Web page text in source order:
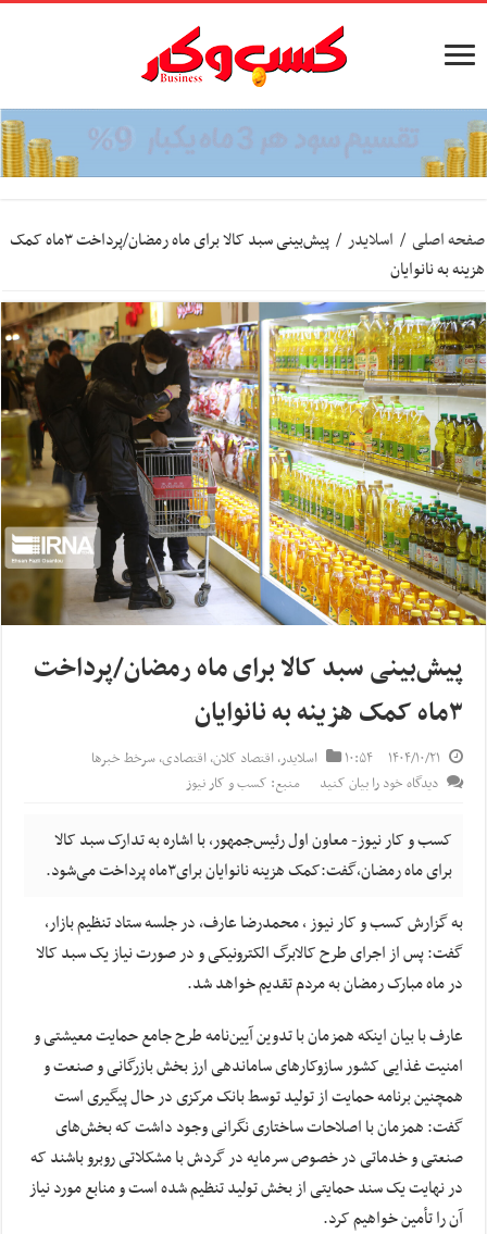
صفحه اصلی / اسلایدر /
پیش‌بینی سبد کالا برای ماه رمضان/پرداخت ۳ماه کمک
هزینه به نانوایان
پیش‌بینی سبد کالا برای ماه رمضان/پرداخت
۳ماه کمک هزینه به نانوایان
۱۴۰۴/۱۰/۲۱ ۱۰:۵۴ اسلایدر,اقتصاد کلان,اقتصادی,سرخط خبرها
دیدگاه خود را بیان کنید
منبع: کسب و کار نیوز
کسب و کار نیوز- معاون اول رئیس‌جمهور، با اشاره به تدارک سبد کالا
برای ماه رمضان،گفت:کمک هزینه نانوایان برای۳ماه پرداخت می‌شود.
به گزارش کسب و کار نیوز ، محمدرضا عارف، در جلسه ستاد تنظیم بازار،
گفت: پس از اجرای طرح کالابرگ الکترونیکی و در صورت نیاز یک سبد کالا
در ماه مبارک رمضان به مردم تقدیم خواهد شد.
عارف با بیان اینکه همزمان با تدوین آیین‌نامه طرح جامع حمایت معیشتی و
امنیت غذایی کشور سازوکارهای ساماندهی ارز بخش بازرگانی و صنعت و
همچنین برنامه حمایت از تولید توسط بانک مرکزی در حال پیگیری است
گفت: همزمان با اصلاحات ساختاری نگرانی وجود داشت که بخش‌های
صنعتی و خدماتی در خصوص سرمایه در گردش با مشکلاتی روبرو باشند که
در نهایت یک سند حمایتی از بخش تولید تنظیم شده است و منابع مورد نیاز
آن را تأمین خواهیم کرد.